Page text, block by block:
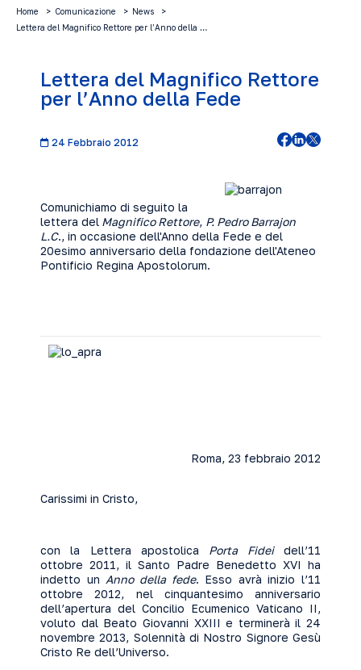
Home Comunicazione
News
Lettera del Magnifico Rettore per l’Anno della …
Lettera del Magnifico Rettore
per l’Anno della Fede
24 Febbraio 2012
Comunichiamo di seguito la
lettera del Magnifico Rettore, P. Pedro Barrajon
L.C., in occasione dell'Anno della Fede e del
20esimo anniversario della fondazione dell'Ateneo
Pontificio Regina Apostolorum.
Roma, 23 febbraio 2012
Carissimi in Cristo,
con la Lettera apostolica Porta Fideidell’11
ottobre 2011, il Santo Padre Benedetto XVI ha
indetto un Anno della fede. Esso avrà inizio l’11
ottobre 2012, nel cinquantesimo anniversario
dell’apertura del Concilio Ecumenico Vaticano II,
voluto dal Beato Giovanni XXIII e terminerà il 24
novembre 2013, Solennità di Nostro Signore Gesù
Cristo Re dell’Universo.